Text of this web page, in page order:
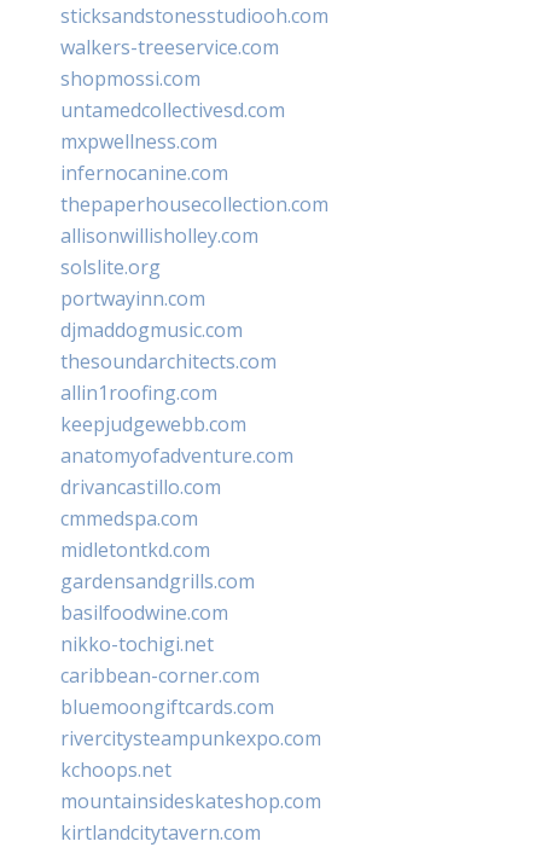
sticksandstonesstudiooh.com
walkers-treeservice.com
shopmossi.com
untamedcollectivesd.com
mxpwellness.com
infernocanine.com
thepaperhousecollection.com
allisonwillisholley.com
solslite.org
portwayinn.com
djmaddogmusic.com
thesoundarchitects.com
allin1roofing.com
keepjudgewebb.com
anatomyofadventure.com
drivancastillo.com
cmmedspa.com
midletontkd.com
gardensandgrills.com
basilfoodwine.com
nikko-tochigi.net
caribbean-corner.com
bluemoongiftcards.com
rivercitysteampunkexpo.com
kchoops.net
mountainsideskateshop.com
kirtlandcitytavern.com